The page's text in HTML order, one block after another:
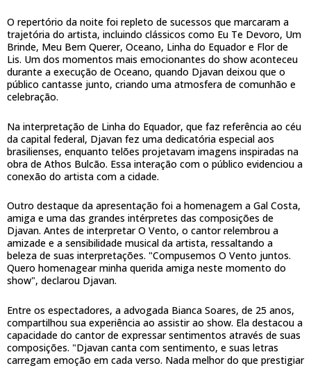
O repertório da noite foi repleto de sucessos que marcaram a
trajetória do artista, incluindo clássicos como Eu Te Devoro, Um
Brinde, Meu Bem Querer, Oceano, Linha do Equador e Flor de
Lis. Um dos momentos mais emocionantes do show aconteceu
durante a execução de Oceano, quando Djavan deixou que o
público cantasse junto, criando uma atmosfera de comunhão e
celebração.
Na interpretação de Linha do Equador, que faz referência ao céu
da capital federal, Djavan fez uma dedicatória especial aos
brasilienses, enquanto telões projetavam imagens inspiradas na
obra de Athos Bulcão. Essa interação com o público evidenciou a
conexão do artista com a cidade.
Outro destaque da apresentação foi a homenagem a Gal Costa,
amiga e uma das grandes intérpretes das composições de
Djavan. Antes de interpretar O Vento, o cantor relembrou a
amizade e a sensibilidade musical da artista, ressaltando a
beleza de suas interpretações. "Compusemos O Vento juntos.
Quero homenagear minha querida amiga neste momento do
show", declarou Djavan.
Entre os espectadores, a advogada Bianca Soares, de 25 anos,
compartilhou sua experiência ao assistir ao show. Ela destacou a
capacidade do cantor de expressar sentimentos através de suas
composições. "Djavan canta com sentimento, e suas letras
carregam emoção em cada verso. Nada melhor do que prestigiar